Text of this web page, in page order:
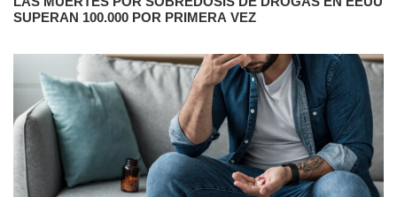
SUPERAN 100.000 POR PRIMERA VEZ